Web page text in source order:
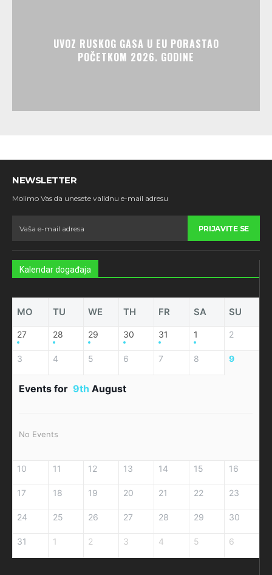
UVOZ RUSKOG GASA U EU PORASTAO
POČETKOM 2026. GODINE
NEWSLETTER
Molimo Vas da unesete validnu e-mail adresu
PRIJAVITE SE
Kalendar događaja
MO TU WE TH FR SA SU
27 28 29 30 31 1 2
3 4 5 6 7 8 9
Events for 9th August
No Events
10 11 12 13 14 15 16
17 18 19 20 21 22 23
24 25 26 27 28 29 30
31 1 2 3 4 5 6